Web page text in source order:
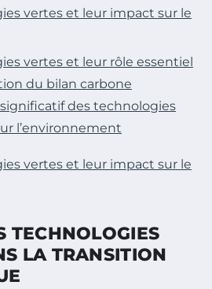
vertes et leur impact sur le
vertes et leur rôle essentiel
du bilan carbone
des technologies
l’environnement
vertes et leur impact sur le
TECHNOLOGIES
LA TRANSITION